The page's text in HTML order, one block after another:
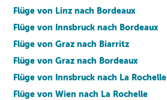
Flüge von Linz nach Bordeaux
Flüge von Innsbruck nach Bordeaux
Flüge von Graz nach Biarritz
Flüge von Graz nach Bordeaux
Flüge von Innsbruck nach La Rochelle
Flüge von Wien nach La Rochelle